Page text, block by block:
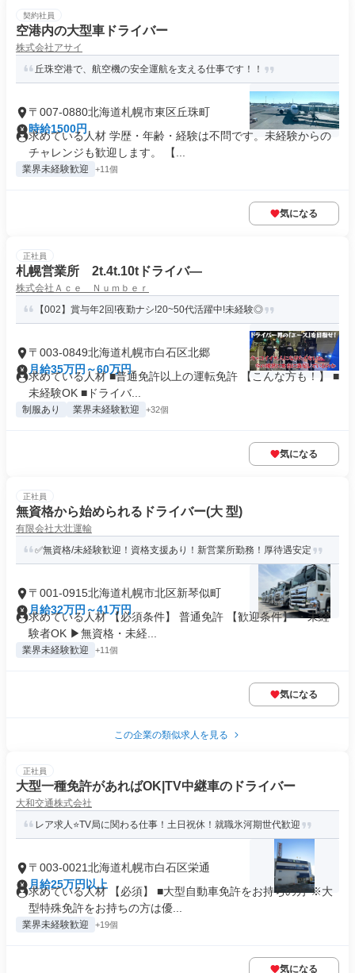
契約社員
空港内の大型車ドライバー
株式会社アサイ
丘珠空港で、航空機の安全運航を支える仕事です！！
〒007-0880北海道札幌市東区丘珠町
時給1500円
求めている人材 学歴・年齢・経験は不問です。未経験からの
チャレンジも歓迎します。 【...
業界未経験歓迎 +11個
気になる
正社員
札幌営業所 2t.4t.10tドライバ―
株式会社Ａｃｅ Ｎｕｍｂｅｒ
【002】賞与年2回!夜勤ナシ!20~50代活躍中!未経験◎
〒003-0849北海道札幌市白石区北郷
月給35万円～60万円
求めている人材 ■普通免許以上の運転免許 【こんな方も！】 ■
未経験OK ■ドライバ...
制服あり 業界未経験歓迎 +32個
気になる
正社員
無資格から始められるドライバー(大 型)
有限会社大壮運輸
✅無資格/未経験歓迎！資格支援あり！新営業所勤務！厚待遇安定
〒001-0915北海道札幌市北区新琴似町
月給32万円～41万円
求めている人材 【必須条件】 普通免許 【歓迎条件】 ・未経
験者OK ▶無資格・未経...
業界未経験歓迎 +11個
気になる
この企業の類似求人を見る
正社員
大型一種免許があればOK|TV中継車のドライバー
大和交通株式会社
レア求人⭐️TV局に関わる仕事！土日祝休！就職氷河期世代歓迎
〒003-0021北海道札幌市白石区栄通
月給25万円以上
求めている人材 【必須】 ■大型自動車免許をお持ちの方 ※大
型特殊免許をお持ちの方は優...
業界未経験歓迎 +19個
気になる